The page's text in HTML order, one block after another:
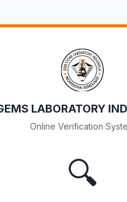
LABORATORY
Online Verification
🔍